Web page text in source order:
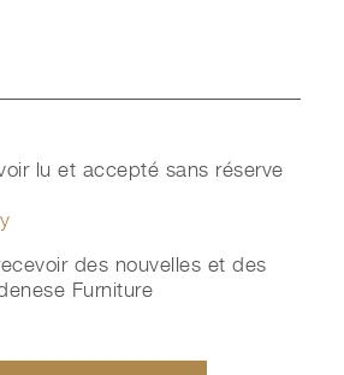
lu et accepté sans réserve
des nouvelles et des
Furniture